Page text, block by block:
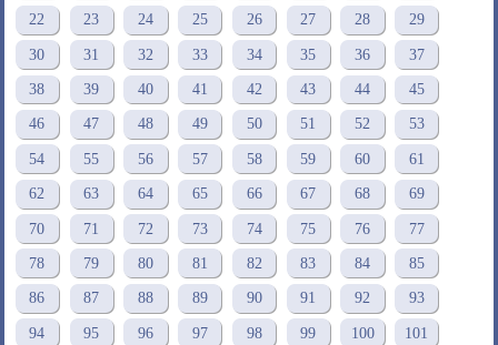
22 23 24 25 26 27 28 29
30 31 32 33 34 35 36 37
38 39 40 41 42 43 44 45
46 47 48 49 50 51 52 53
54 55 56 57 58 59 60 61
62 63 64 65 66 67 68 69
70 71 72 73 74 75 76 77
78 79 80 81 82 83 84 85
86 87 88 89 90 91 92 93
94 95 96 97 98 99 100 101